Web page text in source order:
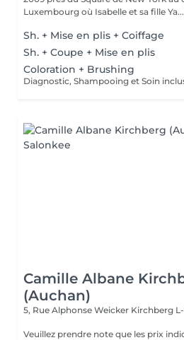
Luxembourg où Isabelle et sa fille Ya...
Sh. + Mise en plis + Coiffage
Sh. + Coupe + Mise en plis
Coloration + Brushing
Camille Albane
(Auchan)
5, Rue Alphonse Weicker Kirchberg L-
Veuillez prendre note que les prix